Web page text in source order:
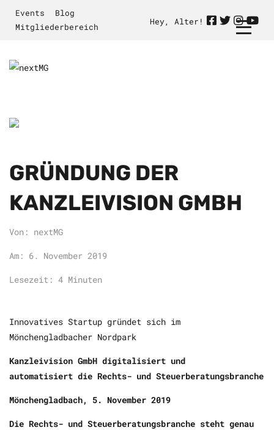
Events
Blog
Mitgliederbereich
Hey, Alter!
GRÜNDUNG DER
KANZLEIVISION GMBH
Von: nextMG
Am: 6. November 2019
Lesezeit: 4 Minuten
Innovatives Startup gründet sich im
Mönchengladbacher Nordpark
Kanzleivision GmbH digitalisiert und
automatisiert die Rechts- und Steuerberatungsbranche
Mönchengladbach, 5. November 2019
Die Rechts- und Steuerberatungsbranche steht genau